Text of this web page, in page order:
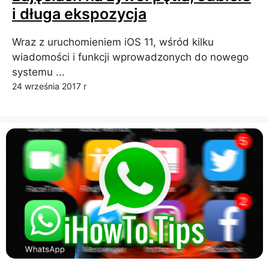
i długa ekspozycja
Wraz z uruchomieniem iOS 11, wśród kilku
wiadomości i funkcji wprowadzonych do nowego
systemu ...
24 września 2017 r